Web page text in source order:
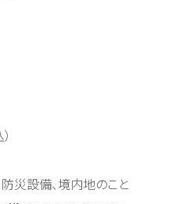
災設備、境内地のこと